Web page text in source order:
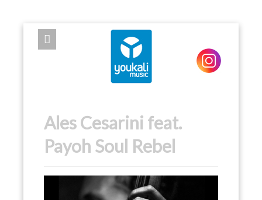
EXPOSE FRAMEWORK FOR JOOMLA 2.5 AND 3.0+
Ales Cesarini feat.
Payoh Soul Rebel